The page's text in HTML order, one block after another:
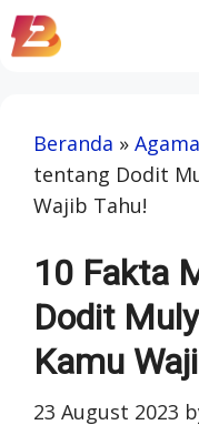
Skip
to
Beranda » Agama
tentang Dodit
Wajib Tahu!
10 Fakta
Dodit
Kamu
23 August 2023